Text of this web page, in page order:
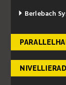
Berlebach